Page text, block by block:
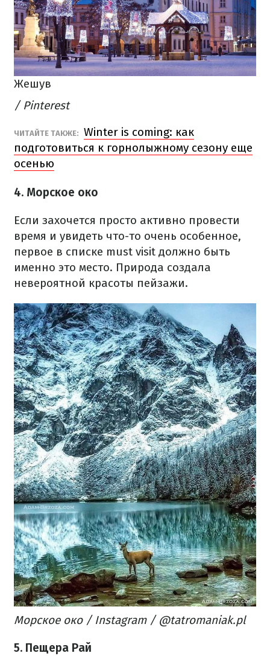
Жешув
/ Pinterest
ЧИТАЙТЕ ТАКЖЕ: Winter is coming: как
подготовиться к горнолыжному сезону еще
осенью
4. Морское око
Если захочется просто активно провести
время и увидеть что-то очень особенное,
первое в списке must visit должно быть
именно это место. Природа создала
невероятной красоты пейзажи.
Морское око / Instagram / @tatromaniak.pl
5. Пещера Рай